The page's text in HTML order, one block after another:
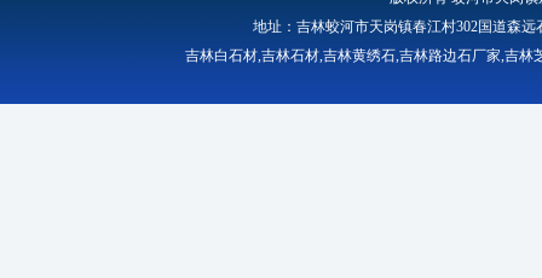
地址：吉林蛟河市天岗镇春江村302国道森远
吉林白石材,吉林石材,吉林黄绣石,吉林路边石厂家,吉林